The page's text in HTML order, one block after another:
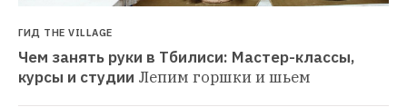
ГИД THE VILLAGE
Чем занять руки в Тбилиси: Мастер-классы,
курсы и студии Лепим горшки и шьем